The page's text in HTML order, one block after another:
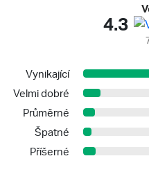
4.3
Vynikající
Velmi dobré
Průměrné
Špatné
Příšerné